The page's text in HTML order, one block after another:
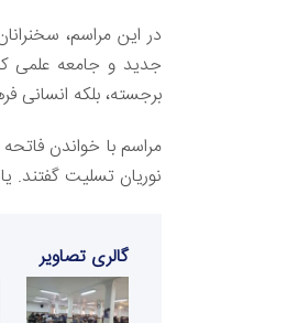
در این مراسم،
جدید و جامعه علمی
برجسته، بلکه انسانی
مراسم با خواندن
نوریان تسلیت گفتند.
گالری تصاویر